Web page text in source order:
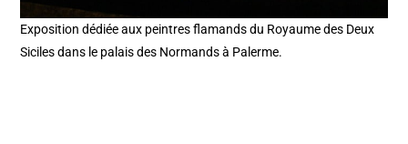
Exposition dédiée aux peintres flamands du Royaume des Deux
Siciles dans le palais des Normands à Palerme.